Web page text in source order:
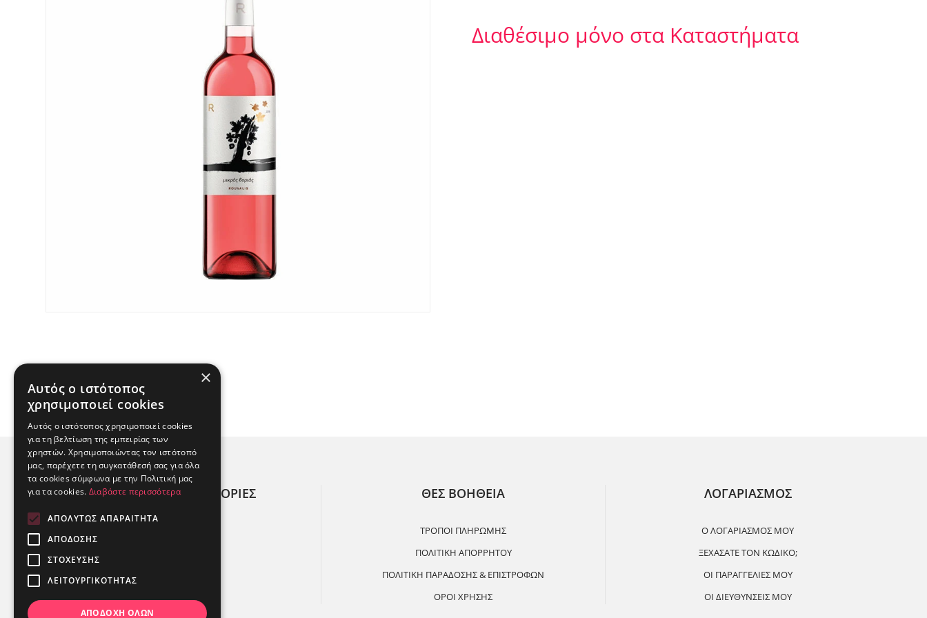
Διαθέσιμο μόνο στα Καταστήματα
ΧΡΗΣΙΜΕΣ ΠΛΗΡΟΦΟΡΙΕΣ ΘΕΣ ΒΟΗΘΕΙΑ
ΤΡΟΠΟΙ ΠΛΗΡΩΜΗΣ
ΠΟΛΙΤΙΚΗ ΑΠΟΡΡΗΤΟΥ
ΠΟΛΙΤΙΚΗ ΠΑΡΑΔΟΣΗΣ & ΕΠΙΣΤΡΟΦΩΝ
ΟΡΟΙ ΧΡΗΣΗΣ
ΛΟΓΑΡΙΑΣΜΟΣ
Ο ΛΟΓΑΡΙΑΣΜΌΣ ΜΟΥ
ΞΕΧΆΣΑΤΕ ΤΟΝ ΚΩΔΙΚΌ;
ΟΙ ΠΑΡΑΓΓΕΛΊΕΣ ΜΟΥ
ΟΙ ΔΙΕΥΘΎΝΣΕΙΣ ΜΟΥ
×
Αυτός ο ιστότοπος
χρησιμοποιεί cookies
Αυτός ο ιστότοπος χρησιμοποιεί cookies
για τη βελτίωση της εμπειρίας των
χρηστών. Χρησιμοποιώντας τον ιστότοπό
μας, παρέχετε τη συγκατάθεσή σας για όλα
τα cookies σύμφωνα με την Πολιτική μας
για τα cookies. Διαβάστε περισσότερα
ΑΠΟΛΎΤΩΣ ΑΠΑΡΑΊΤΗΤΑ
ΑΠΌΔΟΣΗΣ
ΣΤΌΧΕΥΣΗΣ
ΛΕΙΤΟΥΡΓΙΚΌΤΗΤΑΣ
ΑΠΟΔΟΧΉ ΌΛΩΝ